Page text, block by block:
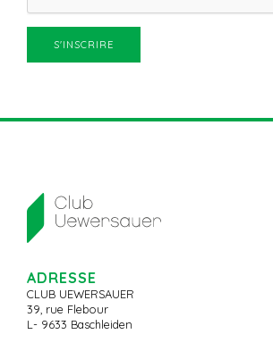
ADRESSE
CLUB UEWERSAUER
39, rue Flebour
L- 9633 Baschleiden